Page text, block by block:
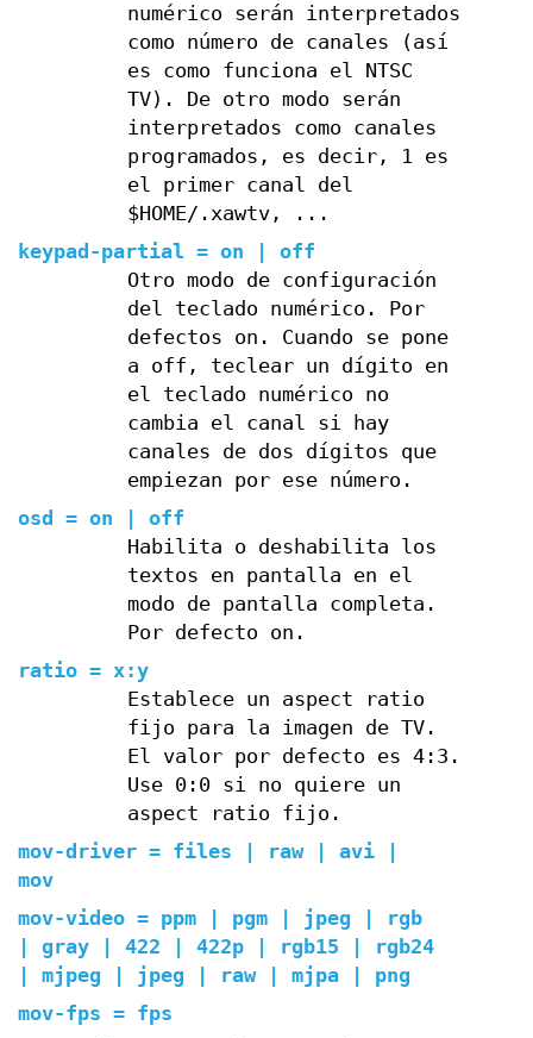
numérico serán interpretados
como número de canales (así
es como funciona el NTSC
TV). De otro modo serán
interpretados como canales
programados, es decir, 1 es
el primer canal del
$HOME/.xawtv, ...
keypad-partial = on | off
Otro modo de configuración
del teclado numérico. Por
defectos on. Cuando se pone
a off, teclear un dígito en
el teclado numérico no
cambia el canal si hay
canales de dos dígitos que
empiezan por ese número.
osd = on | off
Habilita o deshabilita los
textos en pantalla en el
modo de pantalla completa.
Por defecto on.
ratio = x:y
Establece un aspect ratio
fijo para la imagen de TV.
El valor por defecto es 4:3.
Use 0:0 si no quiere un
aspect ratio fijo.
mov-driver = files | raw | avi |
mov
mov-video = ppm | pgm | jpeg | rgb
| gray | 422 | 422p | rgb15 | rgb24
| mjpeg | jpeg | raw | mjpa | png
mov-fps = fps